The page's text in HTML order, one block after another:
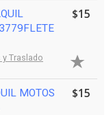
Traslado
$15
MOTOS
$15